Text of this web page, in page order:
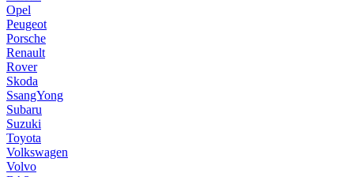
Opel
Peugeot
Porsche
Renault
Rover
Skoda
SsangYong
Subaru
Suzuki
Toyota
Volkswagen
Volvo